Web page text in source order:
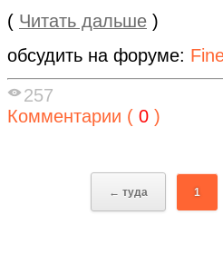
( Читать дальше )
обсудить на форуме:
257
Комментарии ( 0 )
← туда 1